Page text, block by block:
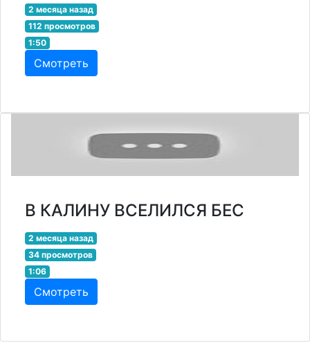
2 месяца назад
112 просмотров
1:50
Смотреть
В КАЛИНУ ВСЕЛИЛСЯ БЕС
2 месяца назад
34 просмотров
1:06
Смотреть